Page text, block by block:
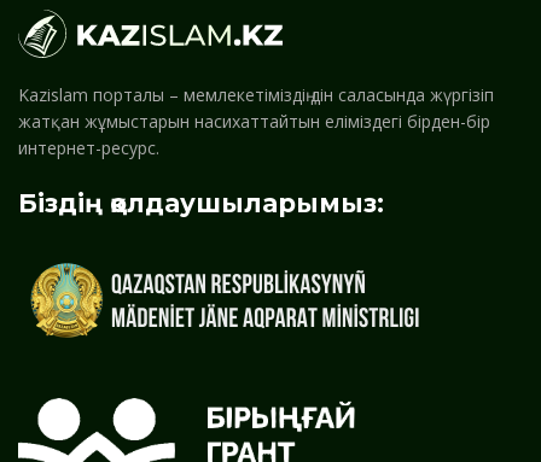
Kazislam порталы – мемлекетіміздің дін саласында жүргізіп
жатқан жұмыстарын насихаттайтын еліміздегі бірден-бір
интернет-ресурс.
Біздің қолдаушыларымыз: